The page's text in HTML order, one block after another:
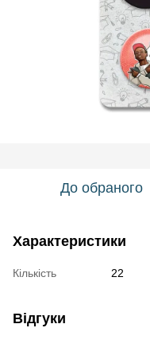
До обраного
Характеристики
Кількість 22
Відгуки